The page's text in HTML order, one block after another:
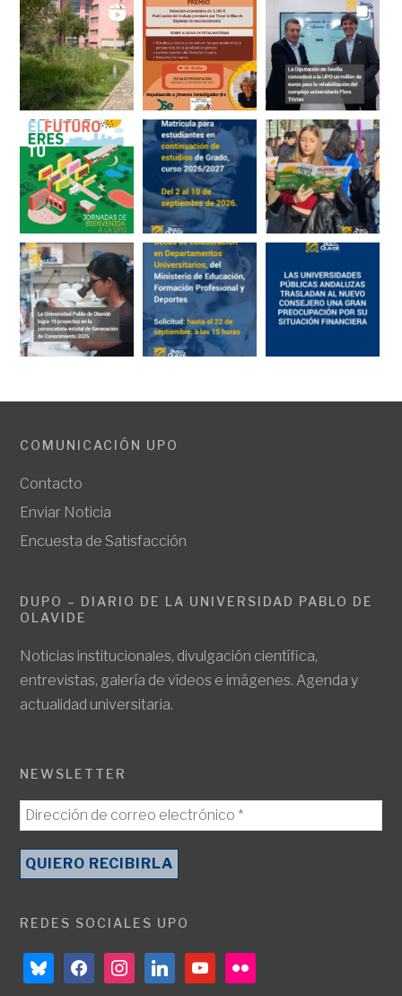
COMUNICACIÓN UPO
Contacto
Enviar Noticia
Encuesta de Satisfacción
DUPO – DIARIO DE LA UNIVERSIDAD PABLO DE
OLAVIDE
Noticias institucionales, divulgación científica,
entrevistas, galería de vídeos e imágenes. Agenda y
actualidad universitaria.
NEWSLETTER
REDES SOCIALES UPO
blueskyfacebookinstagramlinkedinyoutubeflickr